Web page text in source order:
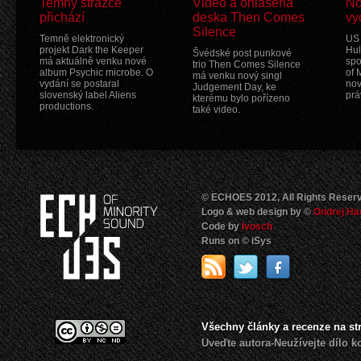
Temný strážce
přichází
Temně elektronický
projekt Dark the Keeper
má aktuálně venku nové
album Psychic microbe. O
vydání se postaral
slovenský label Aliens
productions.
Video a ohlášená
deska Then Comes
Silence
Švédské post punkové
trio Then Comes Silence
má venku nový singl
Judgement Day, ke
kterému bylo pořízeno
také video.
of
© ECHOES 2012, All Rights
Logo & web design by ©Ondrej
Code byIvosch
Runs on © iSys
Všechny články a recenze na
Uveďte autora-Neužívejte dílo